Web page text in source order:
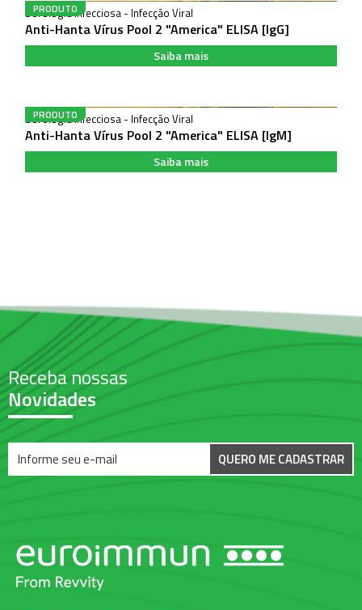
PRODUTO
Sorologia Infecciosa - Infecção Viral
Anti-Hanta Vírus Pool 2 "America" ELISA [IgG]
Saiba mais
PRODUTO
Sorologia Infecciosa - Infecção Viral
Anti-Hanta Vírus Pool 2 "America" ELISA [IgM]
Saiba mais
Receba nossas
Novidades
QUERO ME CADASTRAR